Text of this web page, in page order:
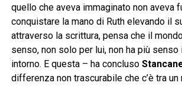
quello che aveva immaginato non aveva
conquistare la mano di Ruth elevando il
attraverso la scrittura, pensa che il
senso, non solo per lui, non ha più senso
intorno. E questa – ha concluso
differenza non trascurabile che c’è tra